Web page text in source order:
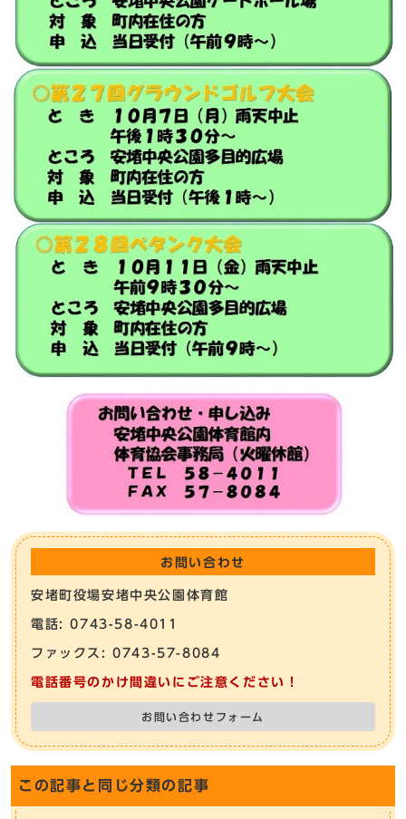
お問い合わせ
安堵町役場安堵中央公園体育館
電話: 0743-58-4011
ファックス: 0743-57-8084
電話番号のかけ間違いにご注意ください！
お問い合わせフォーム
この記事と同じ分類の記事